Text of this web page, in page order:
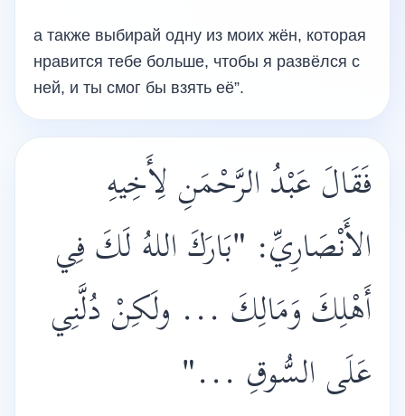
а также выбирай одну из моих жён, которая
нравится тебе больше, чтобы я развёлся с
ней, и ты смог бы взять её”.
فَقَالَ عَبْدُ الرَّحْمَنِ لِأَخِيهِ
الأَنْصَارِيِّ: "بَارَكَ اللهُ لَكَ فِي
أَهْلِكَ وَمَالِكَ ... ولَكِنْ دُلَّنِي
عَلَى السُّوقِ ..."